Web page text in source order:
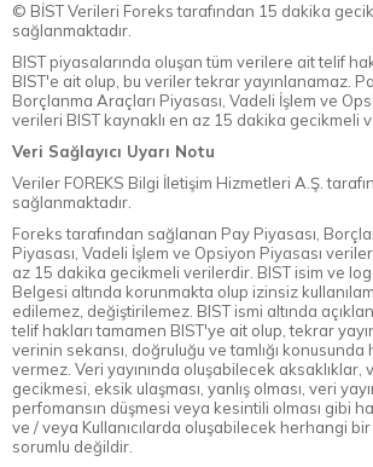
© BİST Verileri Foreks tarafından 15 dakika
sağlanmaktadır.
BIST piyasalarında oluşan tüm verilere ait telif
BIST'e ait olup, bu veriler tekrar yayınlanamaz.
Borçlanma Araçları Piyasası, Vadeli İşlem ve
verileri BIST kaynaklı en az 15 dakika gecikmeli
Veri Sağlayıcı Uyarı Notu
Veriler FOREKS Bilgi İletişim Hizmetleri A.Ş.
sağlanmaktadır.
Foreks tarafından sağlanan Pay Piyasası,
Piyasası, Vadeli İşlem ve Opsiyon Piyasası
az 15 dakika gecikmeli verilerdir. BIST isim ve
Belgesi altında korunmakta olup izinsiz
edilemez, değiştirilemez. BIST ismi altında
telif hakları tamamen BIST'ye ait olup, tekrar
verinin sekansı, doğruluğu ve tamlığı
vermez. Veri yayınında oluşabilecek aksaklıklar,
gecikmesi, eksik ulaşması, yanlış olması, veri
perfomansın düşmesi veya kesintili olması gibi
ve / veya Kullanıcılarda oluşabilecek herhangi
sorumlu değildir.